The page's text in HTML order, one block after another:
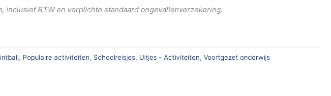
inclusief BTW en verplichte standaard ongevallenverzekering.
, Populaire activiteiten, Schoolreisjes, Uitjes - Activiteiten,Voortgezet onderwijs